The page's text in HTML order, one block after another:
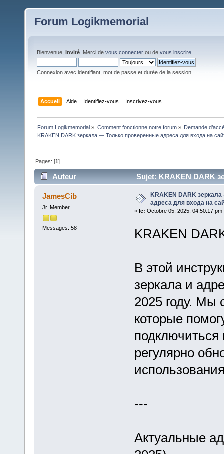
Forum Logikmemorial
Bienvenue, Invité . Merci de vous connecter ou de vous inscrire
Connexion avec identifiant, mot de passe et durée de la session
Accueil Aide Identifiez-vous Inscrivez-vous
Forum Logikmemorial » Comment fonctionne notre forum» Demande
KRAKEN DARK зеркала — Только проверенные адреса для входа на
Pages: [1]
Auteur
Sujet: KRAKEN DARK
Казахстан (Lu 112 fois)
JamesCib
Jr. Member
Messages: 58
KRAKEN DARK
адреса для входа на
« le: Octobre 05, 2025, 04:50:17 pm
KRAKEN
В этой
зеркала и
2025 году. Мы
которые
подключиться
регулярно
---
Актуальные